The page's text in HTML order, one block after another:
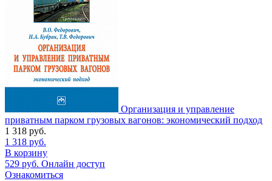
Организация и управление
приватным парком грузовых вагонов: экономический подход
1 318 руб.
1 318 руб.
В корзину
529 руб. Онлайн доступ
Ознакомиться